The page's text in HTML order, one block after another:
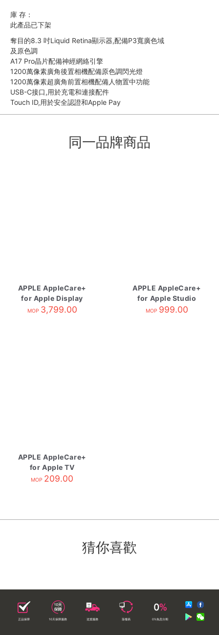
庫 存：
此產品已下架
奪目的8.3 吋Liquid Retina顯示器,配備P3寬廣色域
及原色調
A17 Pro晶片配備神經網絡引擎
1200萬像素廣角後置相機配備原色調閃光燈
1200萬像素超廣角前置相機配備人物置中功能
USB-C接口,用於充電和連接配件
Touch ID,用於安全認證和Apple Pay
同一品牌商品
APPLE AppleCare+
for Apple Display
MOP 3,799.00
APPLE AppleCare+
for Apple Studio
Display
MOP 999.00
APPLE AppleCare+
for Apple TV
MOP 209.00
猜你喜歡
正品保障 10天保障服務 送貨服務 落樓易 0%免息分期